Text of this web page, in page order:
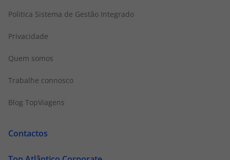
Politica Sistema de Gestão Integrado
Privacidade
Quem somos
Trabalhe connosco
Blog TopViagens
Contactos